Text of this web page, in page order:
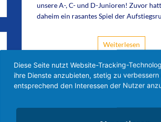
unsere A-, C- und D-Junioren! Zuvor
daheim ein rasantes Spiel der
Weiterlesen
Diese Seite nutzt Website-Tracking-
ihre Dienste anzubieten, stetig zu verbessern
entsprechend den Interessen der Nutzer